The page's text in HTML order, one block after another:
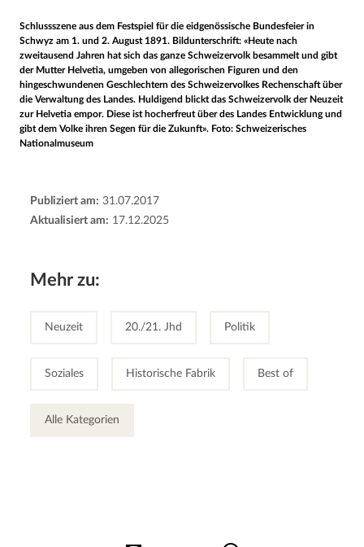
Schlussszene aus dem Festspiel für die eidgenössische Bundesfeier in
Schwyz am 1. und 2. August 1891. Bildunterschrift: «Heute nach
zweitausend Jahren hat sich das ganze Schweizervolk besammelt und gibt
der Mutter Helvetia, umgeben von allegorischen Figuren und den
hingeschwundenen Geschlechtern des Schweizervolkes Rechenschaft über
die Verwaltung des Landes. Huldigend blickt das Schweizervolk der Neuzeit
zur Helvetia empor. Diese ist hocherfreut über des Landes Entwicklung und
gibt dem Volke ihren Segen für die Zukunft». Foto: Schweizerisches
Nationalmuseum
Publiziert am: 31.07.2017
Aktualisiert am: 17.12.2025
Mehr zu:
Neuzeit 20./21. Jhd Politik
Soziales Historische Fabrik Best of
Alle Kategorien